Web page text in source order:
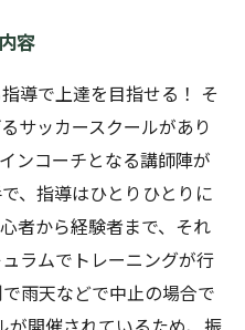
容
導で上達を目指せる！ そ
サッカースクールがあり
ンコーチとなる講師陣が
、指導はひとりひとりに
者から経験者まで、それ
ラムでトレーニングが行
雨天などで中止の場合で